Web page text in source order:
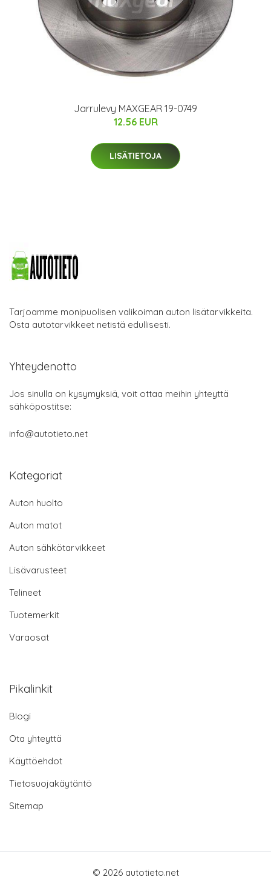
Jarrulevy MAXGEAR 19-0749
12.56 EUR
LISÄTIETOJA
Tarjoamme monipuolisen valikoiman auton lisätarvikkeita.
Osta autotarvikkeet netistä edullisesti.
Yhteydenotto
Jos sinulla on kysymyksiä, voit ottaa meihin yhteyttä
sähköpostitse:
info@autotieto.net
Kategoriat
Auton huolto
Auton matot
Auton sähkötarvikkeet
Lisävarusteet
Telineet
Tuotemerkit
Varaosat
Pikalinkit
Blogi
Ota yhteyttä
Käyttöehdot
Tietosuojakäytäntö
Sitemap
© 2026 autotieto.net